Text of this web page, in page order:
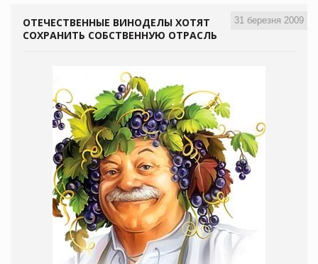
31 березня 2009
ОТЕЧЕСТВЕННЫЕ ВИНОДЕЛЫ ХОТЯТ
СОХРАНИТЬ СОБСТВЕННУЮ ОТРАСЛЬ